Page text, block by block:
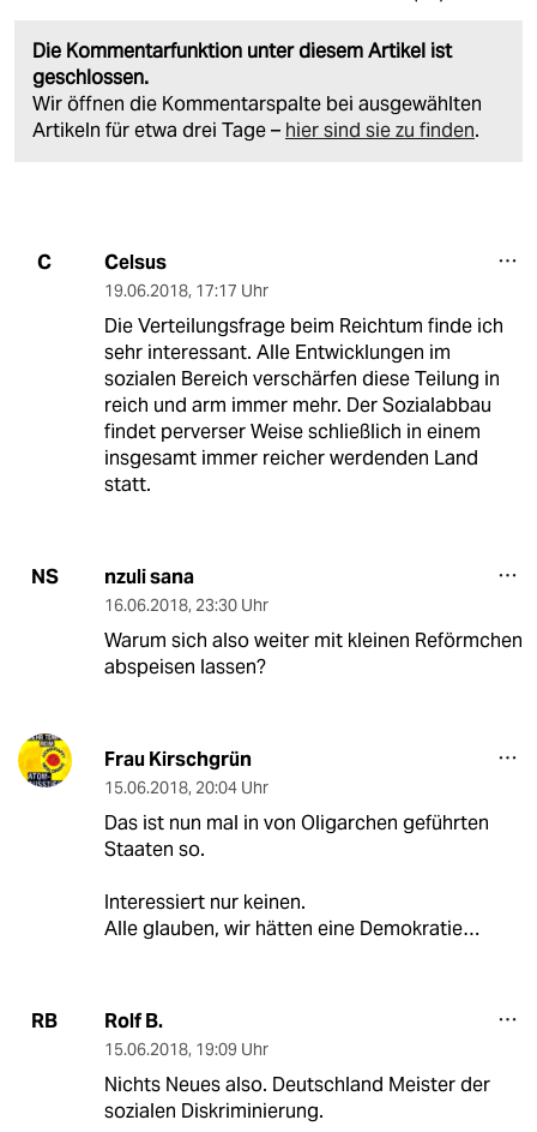
Die Kommentarfunktion unter diesem Artikel ist
geschlossen.
Wir öffnen die Kommentarspalte bei ausgewählten
Artikeln für etwa drei Tage – hier sind sie zu finden.
C Celsus
19.06.2018, 17:17 Uhr
Die Verteilungsfrage beim Reichtum finde ich
sehr interessant. Alle Entwicklungen im
sozialen Bereich verschärfen diese Teilung in
reich und arm immer mehr. Der Sozialabbau
findet perverser Weise schließlich in einem
insgesamt immer reicher werdenden Land
statt.
NS nzuli sana
16.06.2018, 23:30 Uhr
Warum sich also weiter mit kleinen Reförmchen
abspeisen lassen?
Frau Kirschgrün
15.06.2018, 20:04 Uhr
Das ist nun mal in von Oligarchen geführten
Staaten so.
Interessiert nur keinen.
Alle glauben, wir hätten eine Demokratie…
RB Rolf B.
15.06.2018, 19:09 Uhr
Nichts Neues also. Deutschland Meister der
sozialen Diskriminierung.